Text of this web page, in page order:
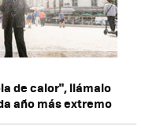
de calor", llámalo
año más extremo